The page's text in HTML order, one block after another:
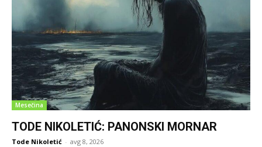
Mesečina
TODE NIKOLETIĆ: PANONSKI MORNAR
Tode Nikoletić - avg 8, 2026